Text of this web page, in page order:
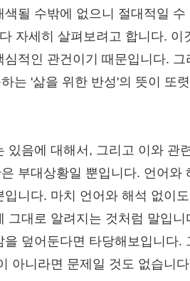
될 수밖에 없으니 절대적일 수
자세히 살펴보려고 합니다. 이
심적인 관건이기 때문입니다. 그
는 '삶을 위한 반성'의 뜻이 또렷
있음에 대해서, 그리고 이와 관
부대상황일 뿐입니다. 언어와
입니다. 마치 언어와 해석 없이
그대로 알려지는 것처럼 말입니
을 덮어둔다면 타당해보입니다.
아니라면 문제일 것도 없습니다